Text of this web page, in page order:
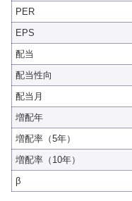
PER
EPS
配当
配当性向
配当月
増配年
増配率（5年）
増配率（10年）
β